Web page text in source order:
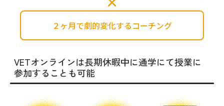
２ヶ月で劇的変化するコーチング
VETオンラインは長期休暇中に通学にて授業に
参加することも可能